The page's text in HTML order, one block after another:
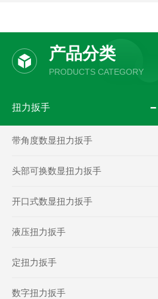
产品分类
PRODUCTS CATEGORY
扭力扳手
带角度数显扭力扳手
头部可换数显扭力扳手
开口式数显扭力扳手
液压扭力扳手
定扭力扳手
数字扭力扳手